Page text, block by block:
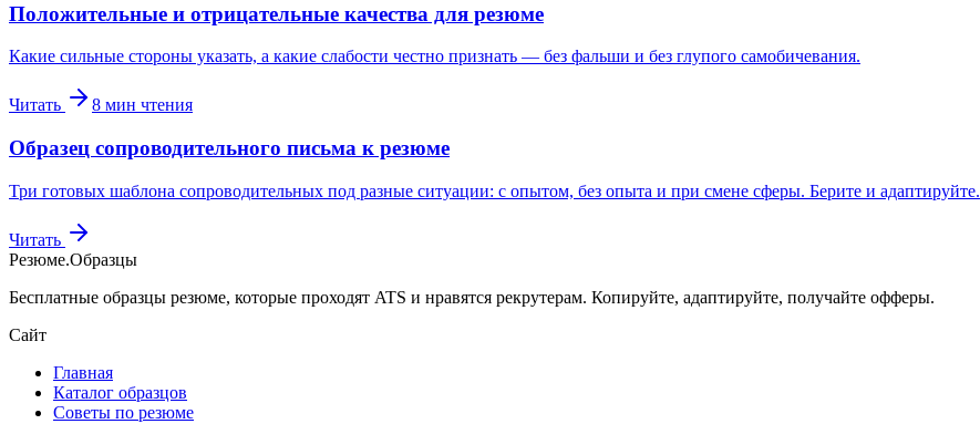
Положительные и отрицательные качества для резюме
Какие сильные стороны указать, а какие слабости честно признать — без фальши и без глупого самобичевания.
Читать 8 мин чтения
Образец сопроводительного письма к резюме
Три готовых шаблона сопроводительных под разные ситуации: с опытом, без опыта и при смене сферы. Берите и адаптируйте.
Читать
Резюме.Образцы
Бесплатные образцы резюме, которые проходят ATS и нравятся рекрутерам. Копируйте, адаптируйте, получайте офферы.
Сайт
Главная
Каталог образцов
Советы по резюме